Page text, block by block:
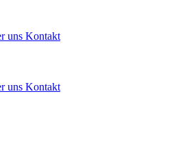
uns Kontakt
uns Kontakt